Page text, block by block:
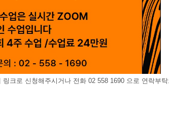
크로 신청해주시거나 전화 02 558 1690 으로 연락부탁